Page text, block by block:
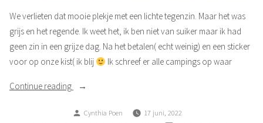
We verlieten dat mooie plekje met een lichte tegenzin. Maar het was
grijs en het regende. Ik weet het, ik ben niet van suiker maar ik had
geen zin in een grijze dag. Na het betalen( echt weinig) en een sticker
voor op onze kist( ik blij
Ik schreef er alle campings op waar
Continue reading
“Sneeuw
Juni”Posted
Cynthia Poen
17 juni, 2022